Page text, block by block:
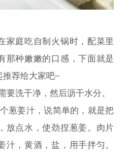
家庭吃自制火锅时，配菜里
那种嫩嫩的口感，下面就是
荐给大家吧~
要洗干净，然后沥干水分。
葱姜汁，说简单的，就是把
放点水，使劲捏葱姜。肉片
汁，黄酒，盐，用手拌匀。